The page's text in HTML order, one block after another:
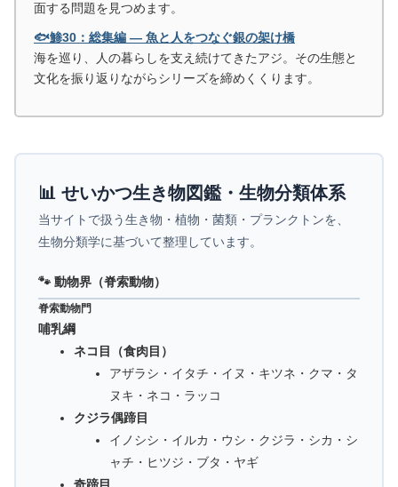
面する問題を見つめます。
🐟鯵30：総集編 ― 魚と人をつなぐ銀の架け橋
海を巡り、人の暮らしを支え続けてきたアジ。その生態と
文化を振り返りながらシリーズを締めくくります。
📊 せいかつ生き物図鑑・生物分類体系
当サイトで扱う生き物・植物・菌類・プランクトンを、
生物分類学に基づいて整理しています。
🐾 動物界（脊索動物）
脊索動物門
哺乳綱
ネコ目（食肉目）
アザラシ・イタチ・イヌ・キツネ・クマ・タ
ヌキ・ネコ・ラッコ
クジラ偶蹄目
イノシシ・イルカ・ウシ・クジラ・シカ・シ
ャチ・ヒツジ・ブタ・ヤギ